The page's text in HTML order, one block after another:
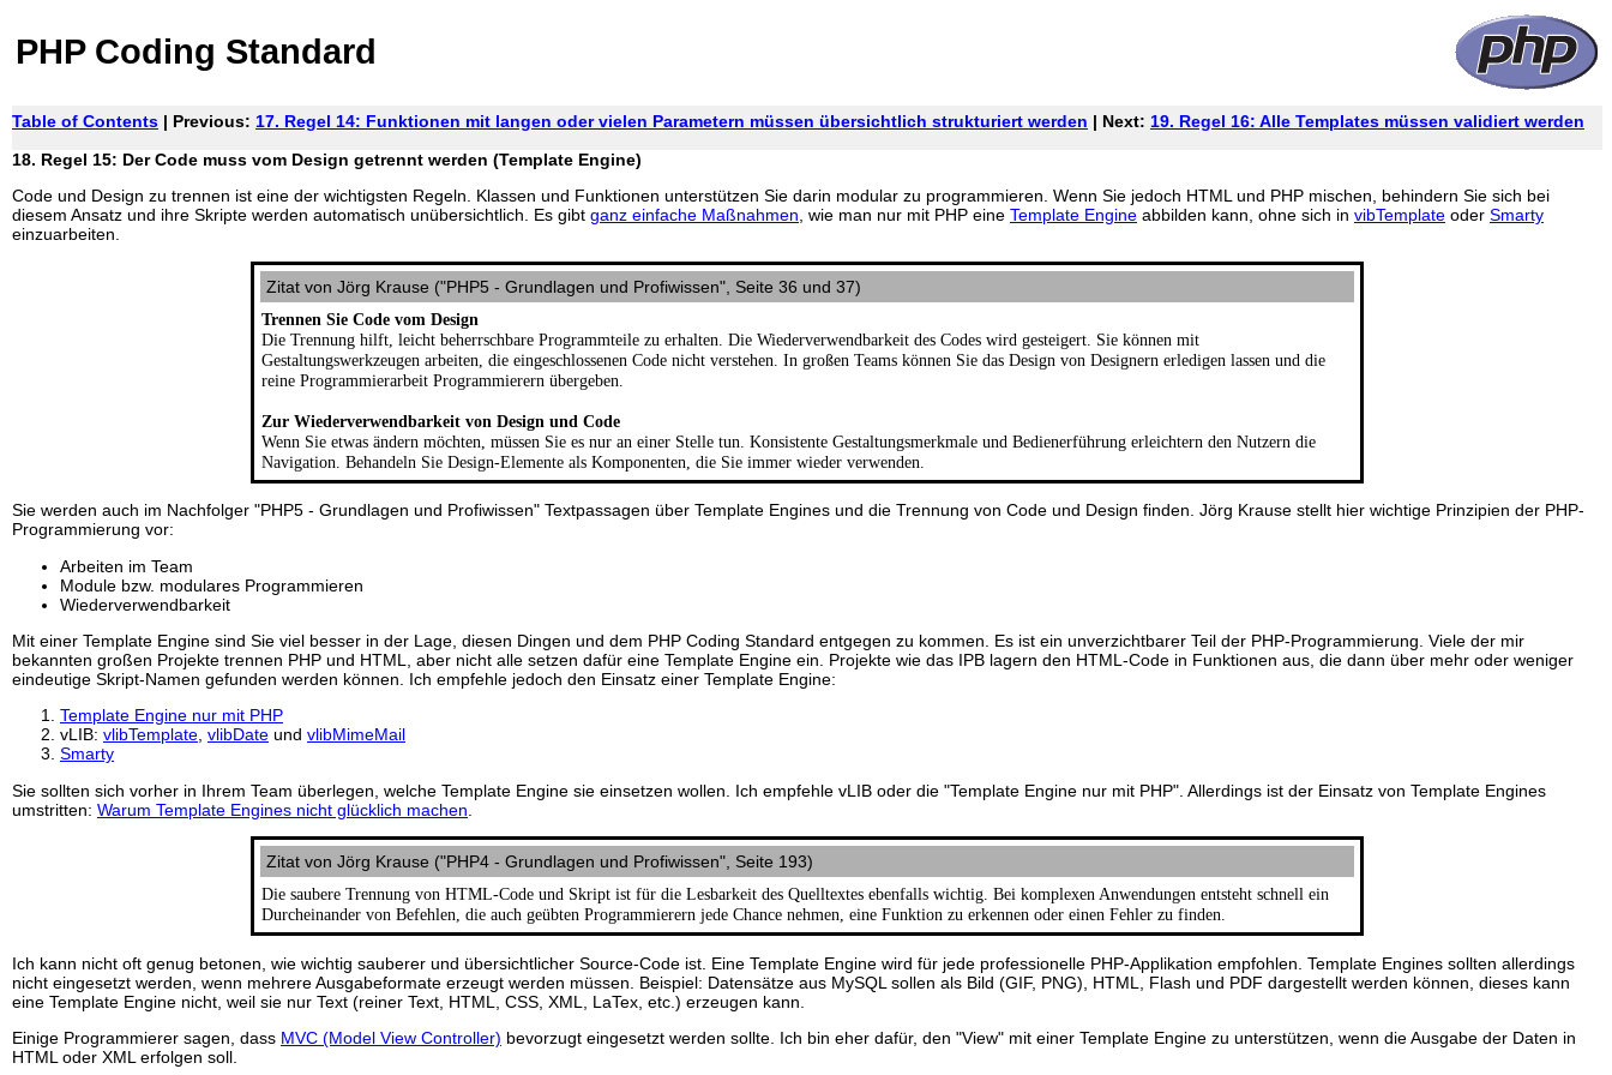
PHP Coding Standard
Table of Contents | Previous: 17. Regel 14: Funktionen mit langen oder vielen Parametern müssen übersichtlich strukturiert werden | Next: 19. Regel 16: Alle Templates müssen validiert werden
18. Regel 15: Der Code muss vom Design getrennt werden (Template Engine)
Code und Design zu trennen ist eine der wichtigsten Regeln. Klassen und Funktionen unterstützen Sie darin modular zu programmieren. Wenn Sie jedoch HTML und PHP mischen, behindern Sie sich bei
diesem Ansatz und ihre Skripte werden automatisch unübersichtlich. Es gibt ganz einfache Maßnahmen, wie man nur mit PHP eine Template Engine abbilden kann, ohne sich in vibTemplate oder Smarty
einzuarbeiten.
Zitat von Jörg Krause ("PHP5 - Grundlagen und Profiwissen", Seite 36 und 37)
Trennen Sie Code vom Design
Die Trennung hilft, leicht beherrschbare Programmteile zu erhalten. Die Wiederverwendbarkeit des Codes wird gesteigert. Sie können mit
Gestaltungswerkzeugen arbeiten, die eingeschlossenen Code nicht verstehen. In großen Teams können Sie das Design von Designern erledigen lassen und die
reine Programmierarbeit Programmierern übergeben.
Zur Wiederverwendbarkeit von Design und Code
Wenn Sie etwas ändern möchten, müssen Sie es nur an einer Stelle tun. Konsistente Gestaltungsmerkmale und Bedienerführung erleichtern den Nutzern die
Navigation. Behandeln Sie Design-Elemente als Komponenten, die Sie immer wieder verwenden.
Sie werden auch im Nachfolger "PHP5 - Grundlagen und Profiwissen" Textpassagen über Template Engines und die Trennung von Code und Design finden. Jörg Krause stellt hier wichtige Prinzipien der PHP-
Programmierung vor:
Arbeiten im Team
Module bzw. modulares Programmieren
Wiederverwendbarkeit
Mit einer Template Engine sind Sie viel besser in der Lage, diesen Dingen und dem PHP Coding Standard entgegen zu kommen. Es ist ein unverzichtbarer Teil der PHP-Programmierung. Viele der mir
bekannten großen Projekte trennen PHP und HTML, aber nicht alle setzen dafür eine Template Engine ein. Projekte wie das IPB lagern den HTML-Code in Funktionen aus, die dann über mehr oder weniger
eindeutige Skript-Namen gefunden werden können. Ich empfehle jedoch den Einsatz einer Template Engine:
Template Engine nur mit PHP
vLIB: vlibTemplate, vlibDate und vlibMimeMail
Smarty
Sie sollten sich vorher in Ihrem Team überlegen, welche Template Engine sie einsetzen wollen. Ich empfehle vLIB oder die "Template Engine nur mit PHP". Allerdings ist der Einsatz von Template Engines
umstritten: Warum Template Engines nicht glücklich machen
Zitat von Jörg Krause ("PHP4 - Grundlagen und Profiwissen", Seite 193)
Die saubere Trennung von HTML-Code und Skript ist für die Lesbarkeit des Quelltextes ebenfalls wichtig. Bei komplexen Anwendungen entsteht schnell ein
Durcheinander von Befehlen, die auch geübten Programmierern jede Chance nehmen, eine Funktion zu erkennen oder einen Fehler zu finden.
Ich kann nicht oft genug betonen, wie wichtig sauberer und übersichtlicher Source-Code ist. Eine Template Engine wird für jede professionelle PHP-Applikation empfohlen. Template Engines sollten allerdings
nicht eingesetzt werden, wenn mehrere Ausgabeformate erzeugt werden müssen. Beispiel: Datensätze aus MySQL sollen als Bild (GIF, PNG), HTML, Flash und PDF dargestellt werden können, dieses kann
eine Template Engine nicht, weil sie nur Text (reiner Text, HTML, CSS, XML, LaTex, etc.) erzeugen kann.
Einige Programmierer sagen, dass MVC (Model View Controller) bevorzugt eingesetzt werden sollte. Ich bin eher dafür, den "View" mit einer Template Engine zu unterstützen, wenn die Ausgabe der Daten in
HTML oder XML erfolgen soll.